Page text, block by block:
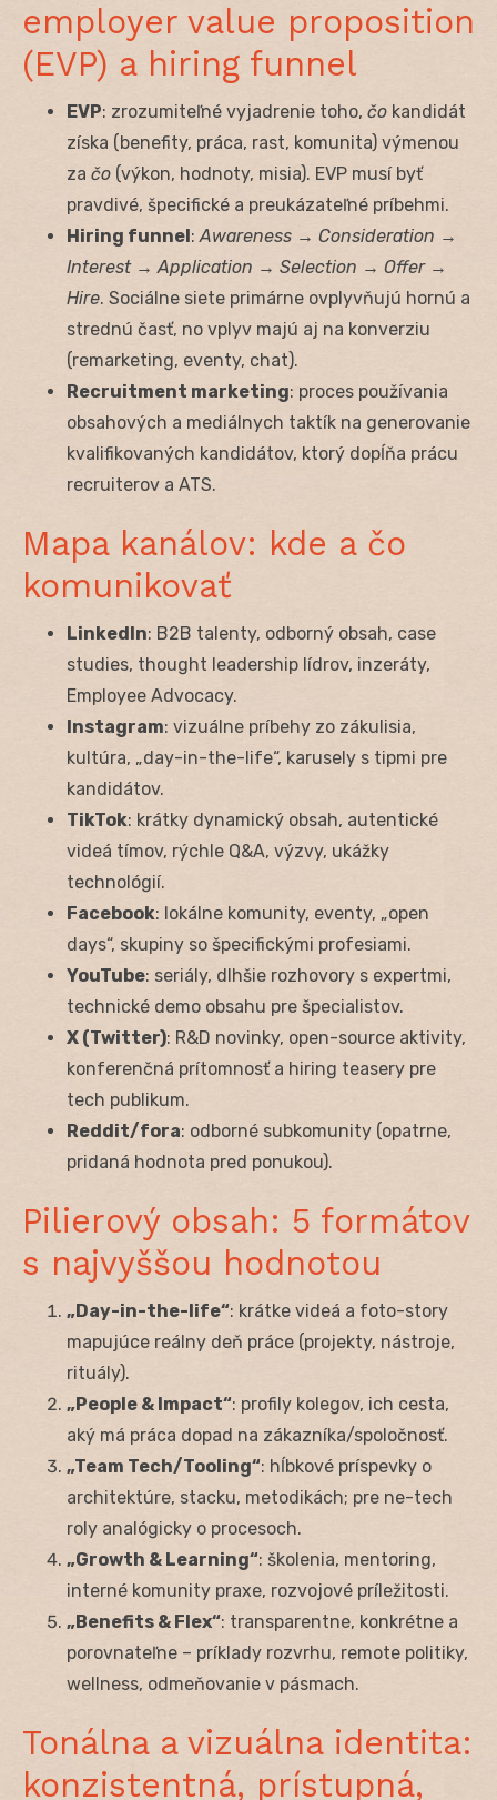
employer value proposition
(EVP) a hiring funnel
EVP: zrozumiteľné vyjadrenie toho, čo kandidát
získa (benefity, práca, rast, komunita) výmenou
za čo (výkon, hodnoty, misia). EVP musí byť
pravdivé, špecifické a preukázateľné príbehmi.
Hiring funnel:Awareness → Consideration →
Interest → Application → Selection → Offer →
Hire. Sociálne siete primárne ovplyvňujú hornú a
strednú časť, no vplyv majú aj na konverziu
(remarketing, eventy, chat).
Recruitment marketing: proces používania
obsahových a mediálnych taktík na generovanie
kvalifikovaných kandidátov, ktorý dopĺňa prácu
recruiterov a ATS.
Mapa kanálov: kde a čo
komunikovať
LinkedIn: B2B talenty, odborný obsah, case
studies, thought leadership lídrov, inzeráty,
Employee Advocacy.
Instagram: vizuálne príbehy zo zákulisia,
kultúra, „day-in-the-life“, karusely s tipmi pre
kandidátov.
TikTok: krátky dynamický obsah, autentické
videá tímov, rýchle Q&A, výzvy, ukážky
technológií.
Facebook: lokálne komunity, eventy, „open
days“, skupiny so špecifickými profesiami.
YouTube: seriály, dlhšie rozhovory s expertmi,
technické demo obsahu pre špecialistov.
X (Twitter): R&D novinky, open-source aktivity,
konferenčná prítomnosť a hiring teasery pre
tech publikum.
Reddit/fora: odborné subkomunity (opatrne,
pridaná hodnota pred ponukou).
Pilierový obsah: 5 formátov
s najvyššou hodnotou
„Day-in-the-life“: krátke videá a foto-story
mapujúce reálny deň práce (projekty, nástroje,
rituály).
„People & Impact“: profily kolegov, ich cesta,
aký má práca dopad na zákazníka/spoločnosť.
„Team Tech/Tooling“: hĺbkové príspevky o
architektúre, stacku, metodikách; pre ne-tech
roly analógicky o procesoch.
„Growth & Learning“: školenia, mentoring,
interné komunity praxe, rozvojové príležitosti.
„Benefits & Flex“: transparentne, konkrétne a
porovnateľne – príklady rozvrhu, remote politiky,
wellness, odmeňovanie v pásmach.
Tonálna a vizuálna identita:
konzistentná, prístupná,